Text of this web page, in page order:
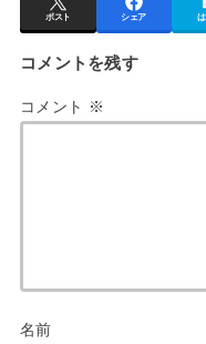
ポスト シェア
コメントを残す
コメント ※
名前